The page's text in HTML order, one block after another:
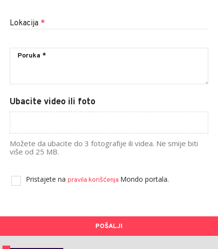
Lokacija *
Ubacite video ili foto
Možete da ubacite do 3 fotografije ili videa. Ne smije biti
više od 25 MB.
Pristajete na pravila korišćenja Mondo portala.
POŠALJI